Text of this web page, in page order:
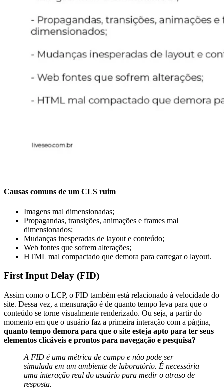
Causas comuns de um CLS ruim
Imagens mal dimensionadas;
Propagandas, transições, animações e frames mal
dimensionados;
Mudanças inesperadas de layout e conteúdo;
Web fontes que sofrem alterações;
HTML mal compactado que demora para carregar o layout.
First Input Delay (FID)
Assim como o LCP, o FID também está relacionado à velocidade do
site. Dessa vez, a mensuração é de quanto tempo leva para que o
conteúdo se torne visualmente renderizado. Ou seja, a partir do
momento em que o usuário faz a primeira interação com a página,
quanto tempo demora para que o site esteja apto para ter seus
elementos clicáveis e prontos para navegação e pesquisa?
A FID é uma métrica de campo e não pode ser
simulada em um ambiente de laboratório. É necessária
uma interação real do usuário para medir o atraso de
resposta.